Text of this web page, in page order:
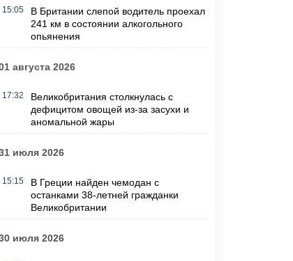
15:05
В Британии слепой водитель проехал
241 км в состоянии алкогольного
опьянения
августа 2026
17:32
Великобритания столкнулась с
дефицитом овощей из-за засухи и
аномальной жары
июля 2026
15:15
В Греции найден чемодан с
останками 38-летней гражданки
Великобритании
июля 2026